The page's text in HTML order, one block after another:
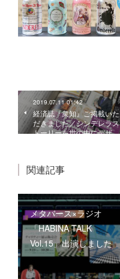
2019.07.11 01:42
経済誌『衆知』ご掲載いた
だきました／シンデレラス
トーリーを世の中にデザ…
関連記事
メタバース×ラジオ
「HABINA TALK
Vol.15」出演しました